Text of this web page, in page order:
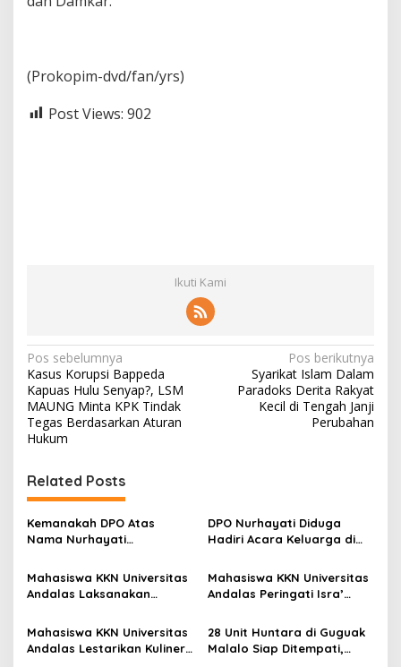
(Prokopim-dvd/fan/yrs)
Post Views: 902
Ikuti Kami
N
a
v
i
a
s
i
o
Pos sebelumnya
Kasus Korupsi Bappeda
Kapuas Hulu Senyap?, LSM
MAUNG Minta KPK Tindak
Tegas Berdasarkan Aturan
Hukum
Pos berikutnya
Syarikat Islam Dalam
Paradoks Derita Rakyat
Kecil di Tengah Janji
Perubahan
Related Posts
Kemanakah DPO Atas
Nama Nurhayati
DPO Nurhayati Diduga
Hadiri Acara Keluarga di
Soroti Lemahnya
Penegakan Hukum
Mahasiswa KKN Universitas
Andalas Laksanakan
Yellow Trap, Lubang
Biopori, dan Pestisida
Mahasiswa KKN Universitas
Andalas Peringati Isra’
Adzan, MTQ, dan Tabligh
Akbar di Masjid Ihsan
Sungai Patai
Mahasiswa KKN Universitas
Andalas Lestarikan Kuliner
28 Unit Huntara di Guguak
Malalo Siap Ditempati,